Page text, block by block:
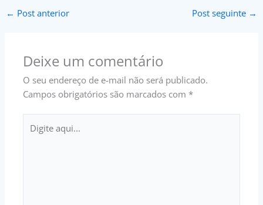
← Post anterior Post seguinte →
Deixe um comentário
O seu endereço de e-mail não será publicado.
Campos obrigatórios são marcados com *
aqui...